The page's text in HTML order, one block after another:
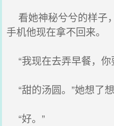
看她神秘兮兮的样子
手机他现在拿不回来。
“我现在去弄早餐，你
“甜的汤圆。”她想了想
“好。”